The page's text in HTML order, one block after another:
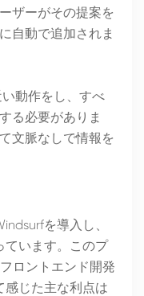
ザーがその提案を
自動で追加されま
動作をし、すべ
る必要がありま
文脈なしで情報を
を導入し、
ています。このプ
ロントエンド開発
感じた主な利点は